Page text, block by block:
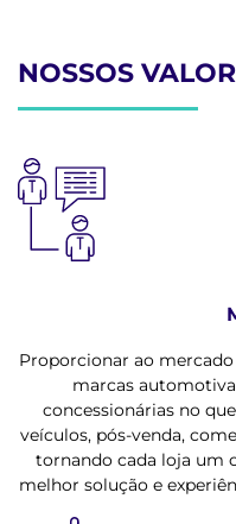
NOSSOS
Proporcionar ao
marcas
concessionárias no
veículos, pós-venda,
tornando cada loja um
melhor solução e